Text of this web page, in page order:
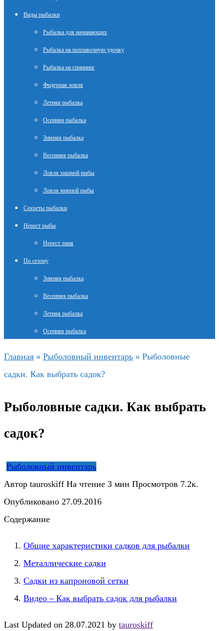
Виды рыбалки
Рыбалка для начинающих
Рыбалка на поплавочную удочку
Рыбалка на спиннинг
Фидерная ловля
Летняя рыбалка
Осенняя рыбалка
Зимняя рыбалка
Весенняя рыбалка
Ловля хищной рыбы
Ловля мирной рыбы
Секреты рыбалки
Нерест рыбы
Нерест линя
По сезону
Зимняя рыбалка
Весенняя рыбалка
Летняя рыбалка
Осенняя рыбалка
Главная » Рыболовный инвентарь » Рыболовные
садки. Как выбрать садок?
Рыболовные садки. Как выбрать
садок?
Рыболовный инвентарь
Автор tauroskiff На чтение 3 мин Просмотров 7.2к.
Опубликовано 27.09.2016
Содержание
Общие характеристики садков для рыбалки
Металлические садки
Садки из капроновой сетки
Видео – Как выбрать садок для рыбалки
Last Updated on 28.07.2021 by tauroskiff